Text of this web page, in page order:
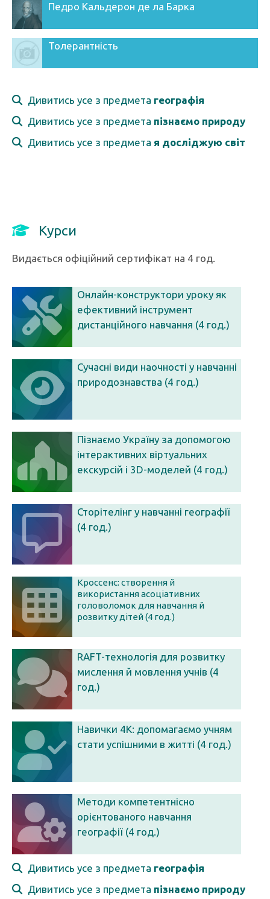
Педро Кальдерон де ла Барка
Толерантність
Дивитись усе з предмета географія
Дивитись усе з предмета пізнаємо природу
Дивитись усе з предмета я досліджую світ
Курси
Видається офіційний сертифікат на 4 год.
Онлайн-конструктори уроку як
ефективний інструмент
дистанційного навчання (4 год.)
Сучасні види наочності у навчанні
природознавства (4 год.)
Пізнаємо Україну за допомогою
інтерактивних віртуальних
екскурсій і 3D-моделей (4 год.)
Сторітелінг у навчанні географії
(4 год.)
Кроссенс: створення й
використання асоціативних
головоломок для навчання й
розвитку дітей (4 год.)
RAFT-технологія для розвитку
мислення й мовлення учнів (4
год.)
Навички 4К: допомагаємо учням
стати успішними в житті (4 год.)
Методи компетентнісно
орієнтованого навчання
географії (4 год.)
Дивитись усе з предмета географія
Дивитись усе з предмета пізнаємо природу